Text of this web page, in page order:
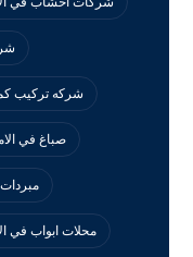
شركه تركيب
صباغ في
محلات ابواب في